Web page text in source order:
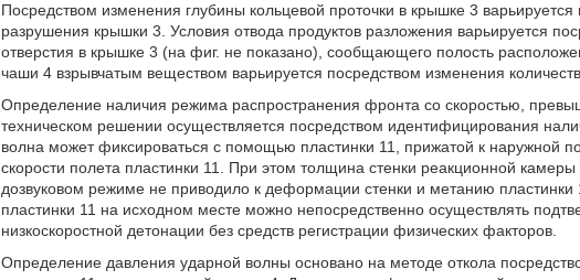
Посредством изменения глубины кольцевой проточки в крышке 3
разрушения крышки 3. Условия отвода продуктов разложения варьируется
отверстия в крышке 3 (на фиг. не показано), сообщающего полость
чаши 4 взрывчатым веществом варьируется посредством изменения
Определение наличия режима распространения фронта со скоростью,
техническом решении осуществляется посредством идентифицирования
волна может фиксироваться с помощью пластинки 11, прижатой к наружной
скорости полета пластинки 11. При этом толщина стенки реакционной
дозвуковом режиме не приводило к деформации стенки и метанию
пластинки 11 на исходном месте можно непосредственно осуществлять
низкоскоростной детонации без средств регистрации физических факторов.
Определение давления ударной волны основано на методе откола